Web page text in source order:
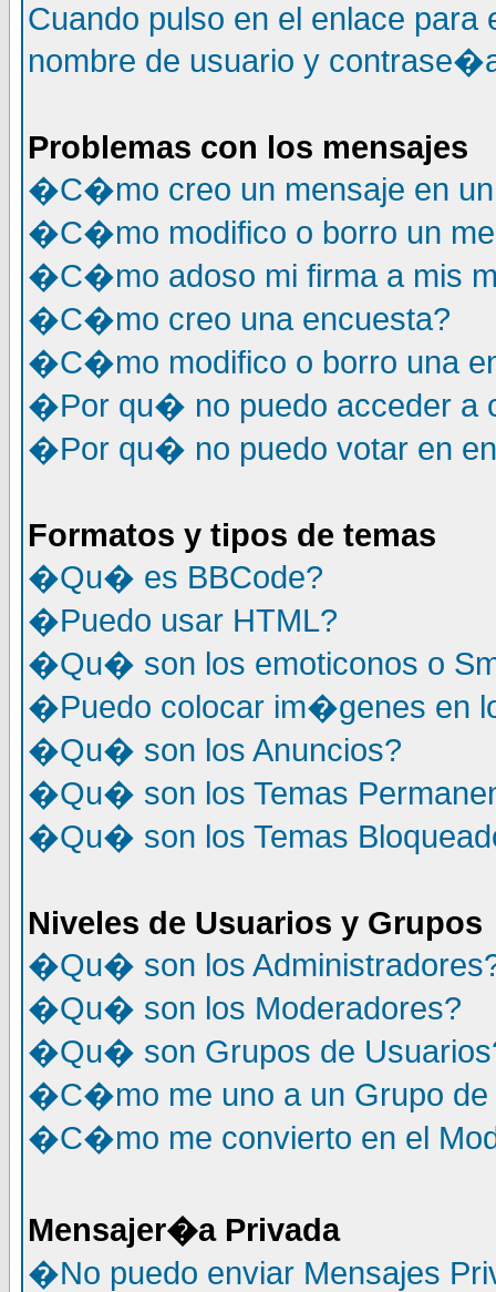
Cuando pulso en el enlace
nombre de usuario y
Problemas con los mensajes
�C�mo creo un mensaje en un
�C�mo modifico o borro un
�C�mo adoso mi firma a mis
�C�mo creo una encuesta?
�C�mo modifico o borro una
�Por qu� no puedo acceder a
�Por qu� no puedo votar en
Formatos y tipos de temas
�Qu� es BBCode?
�Puedo usar HTML?
�Qu� son los emoticonos o
�Puedo colocar im�genes en
�Qu� son los Anuncios?
�Qu� son los Temas
�Qu� son los Temas
Niveles de Usuarios y Grupos
�Qu� son los
�Qu� son los Moderadores?
�Qu� son Grupos de
�C�mo me uno a un Grupo de
�C�mo me convierto en el
Mensajer�a Privada
�No puedo enviar Mensajes